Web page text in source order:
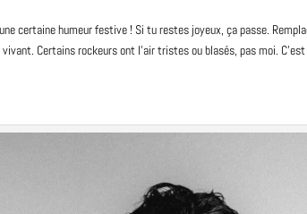
certaine humeur festive ! Si tu restes joyeux, ça passe.
Certains rockeurs ont l’air tristes ou blasés, pas moi.